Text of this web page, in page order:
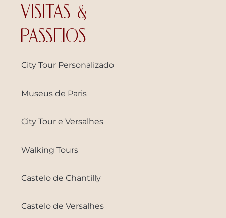
VISITAS &
PASSEIOS
City Tour Personalizado
Museus de Paris
City Tour e Versalhes
Walking Tours
Castelo de Chantilly
Castelo de Versalhes